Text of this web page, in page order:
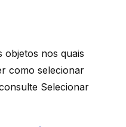
objetos nos quais
como selecionar
Selecionar